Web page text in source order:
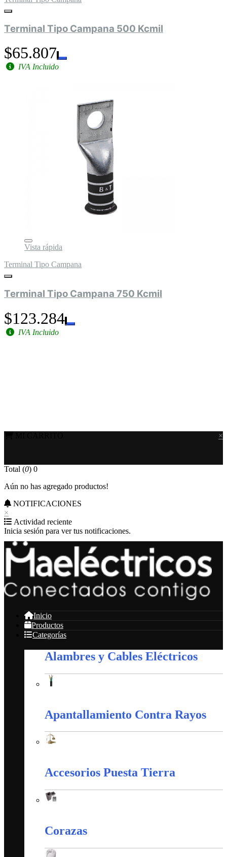
Terminal Tipo Campana 500 Kcmil
$65.807
IVA Incluido
Vista rápida
Terminal Tipo Campana
Terminal Tipo Campana 750 Kcmil
$123.284
IVA Incluido
×
Total (0) 0
Aún no has agregado productos!
NOTIFICACIONES
×
Actividad reciente
Inicia sesión para ver tus notificaciones.
Inicio
Productos
Categorías
Alambres y Cables Eléctricos
Apantallamiento Contra Rayos
Accesorios Puesta Tierra
Corazas